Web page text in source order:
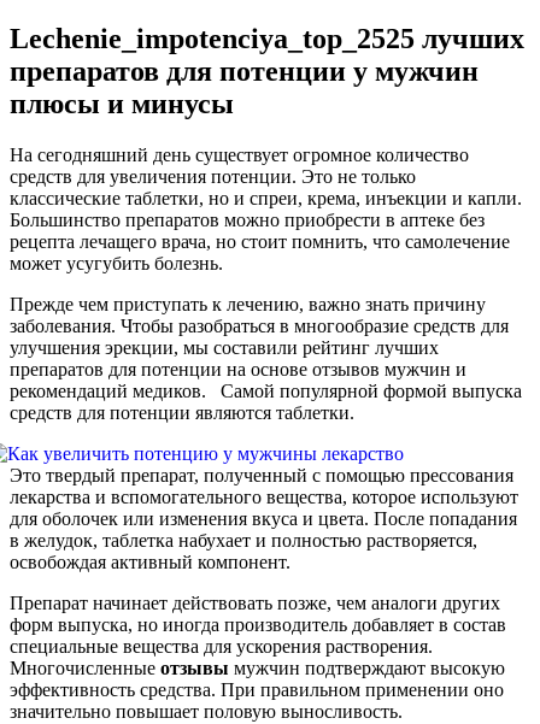
Lechenie_impotenciya_top_2525 лучших
препаратов для потенции у мужчин
плюсы и минусы
На сегодняшний день существует огромное количество
средств для увеличения потенции. Это не только
классические таблетки, но и спреи, крема, инъекции и капли.
Большинство препаратов можно приобрести в аптеке без
рецепта лечащего врача, но стоит помнить, что самолечение
может усугубить болезнь.
Прежде чем приступать к лечению, важно знать причину
заболевания. Чтобы разобраться в многообразие средств для
улучшения эрекции, мы составили рейтинг лучших
препаратов для потенции на основе отзывов мужчин и
рекомендаций медиков. Самой популярной формой выпуска
средств для потенции являются таблетки.
Это твердый препарат, полученный с помощью прессования
лекарства и вспомогательного вещества, которое используют
для оболочек или изменения вкуса и цвета. После попадания
в желудок, таблетка набухает и полностью растворяется,
освобождая активный компонент.
Препарат начинает действовать позже, чем аналоги других
форм выпуска, но иногда производитель добавляет в состав
специальные вещества для ускорения растворения.
Многочисленные отзывы мужчин подтверждают высокую
эффективность средства. При правильном применении оно
значительно повышает половую выносливость.